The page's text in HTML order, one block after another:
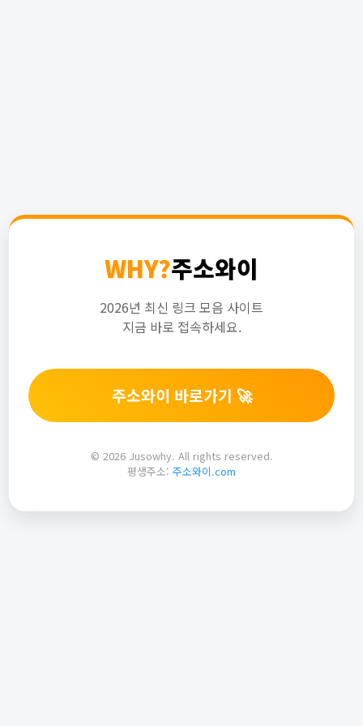
WHY?주소와이
2026년 최신 링크 모음 사이트
지금 바로 접속하세요.
주소와이 바로가기 🚀
© 2026 Jusowhy. All rights reserved.
평생주소: 주소와이.com